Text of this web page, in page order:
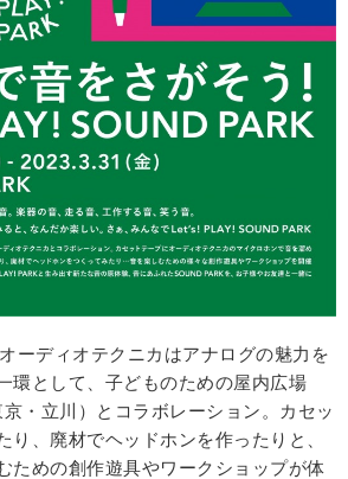
ーディオテクニカはアナログの魅力を
環として、子どものための屋内広場
京・立川）とコラボレーション。カセッ
り、廃材でヘッドホンを作ったりと、
ための創作遊具やワークショップが体